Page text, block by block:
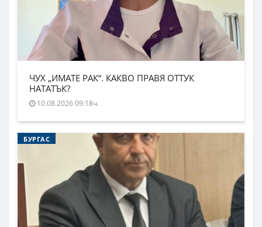
ЧУХ „ИМАТЕ РАК“. КАКВО ПРАВЯ ОТТУК
НАТАТЪК?
10.08.2026 09:18ч.
БУРГАС